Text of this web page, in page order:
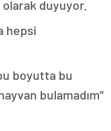
olarak duyuyor.
hepsi
boyutta bu
bulamadım”